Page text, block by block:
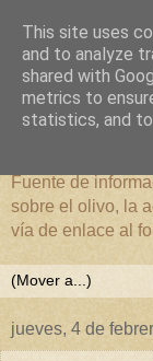
El
Fuente de
sobre el olivo, la
vía de enlace al
jueves, 4 de
This site uses
and to analyze
shared with
metrics to
statistics, and